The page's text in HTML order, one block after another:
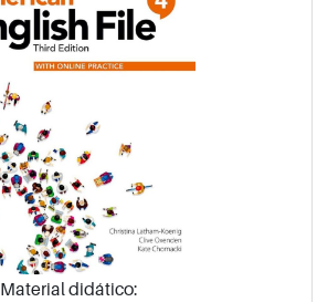
Material didático: